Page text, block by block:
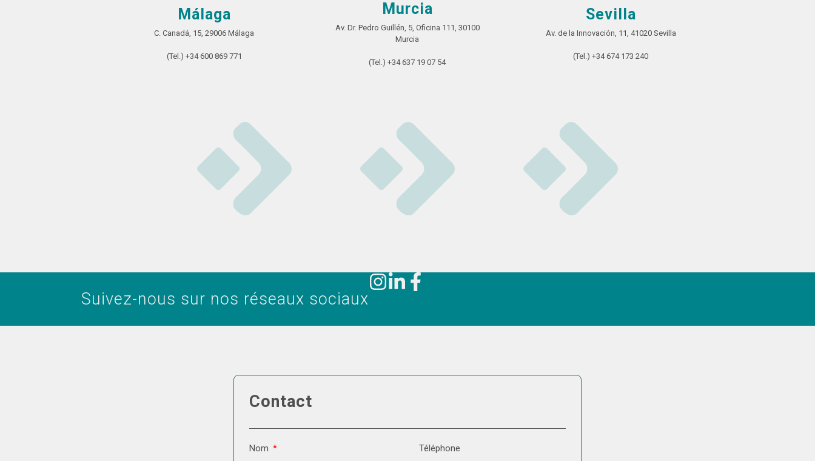
Málaga
C. Canadá, 15, 29006 Málaga
(Tel.) +34 600 869 771
Murcia
Av. Dr. Pedro Guillén, 5, Oficina 111, 30100
Murcia
(Tel.) +34 637 19 07 54
Sevilla
Av. de la Innovación, 11, 41020 Sevilla
(Tel.) +34 674 173 240
Suivez-nous sur nos réseaux sociaux
Contact
Nom Téléphone